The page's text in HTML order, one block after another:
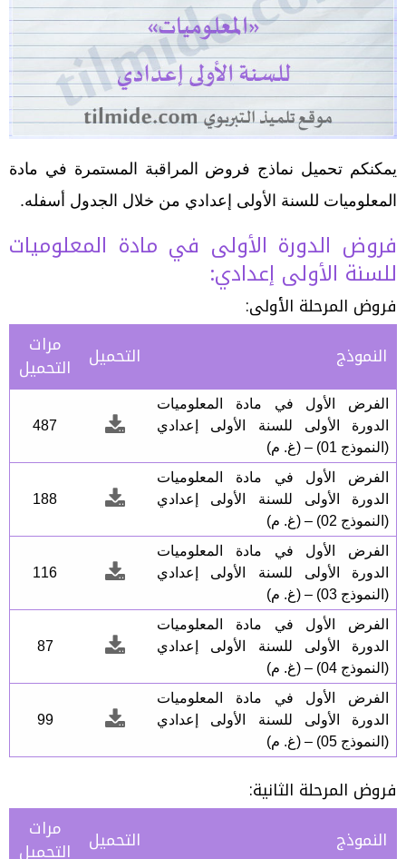
يمكنكم تحميل نماذج فروض المراقبة المستمرة في مادة
المعلوميات للسنة الأولى إعدادي من خلال الجدول أسفله.
فروض الدورة الأولى في مادة المعلوميات
للسنة الأولى إعدادي:
فروض المرحلة الأولى:
النموذج
التحميل مرات
التحميل
الفرض الأول في مادة المعلوميات
الدورة الأولى للسنة الأولى إعدادي
(النموذج 01) – (غ. م)
487
الفرض الأول في مادة المعلوميات
الدورة الأولى للسنة الأولى إعدادي
(النموذج 02) – (غ. م)
188
الفرض الأول في مادة المعلوميات
الدورة الأولى للسنة الأولى إعدادي
(النموذج 03) – (غ. م)
116
الفرض الأول في مادة المعلوميات
الدورة الأولى للسنة الأولى إعدادي
(النموذج 04) – (غ. م)
87
الفرض الأول في مادة المعلوميات
الدورة الأولى للسنة الأولى إعدادي
(النموذج 05) – (غ. م)
99
فروض المرحلة الثانية:
النموذج
التحميل مرات
التحميل